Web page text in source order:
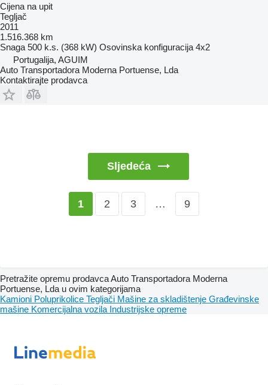
Cijena na upit
Tegljač
2011
1.516.368 km
Snaga 500 k.s. (368 kW) Osovinska konfiguracija 4x2
Portugalija, AGUIM
Auto Transportadora Moderna Portuense, Lda
Kontaktirajte prodavca
Sljedeća
1 2 3 … 9
Pretražite opremu prodavca Auto Transportadora Moderna
Portuense, Lda u ovim kategorijama
Kamioni Poluprikolice Tegljači Mašine za skladištenje Građevinske
mašine Komercijalna vozila Industrijske opreme